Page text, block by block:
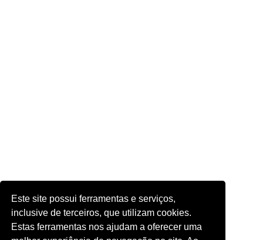
Este site possui ferramentas e serviços,
inclusive de terceiros, que utilizam cookies.
Estas ferramentas nos ajudam a oferecer uma